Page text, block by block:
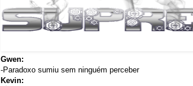
Gwen:
-Paradoxo sumiu sem ninguém perceber
Kevin: